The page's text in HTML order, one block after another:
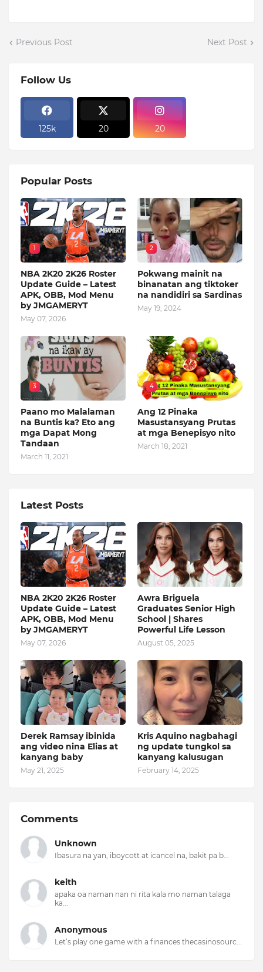
Previous Post Next Post
Follow Us
125k 20 20
Popular Posts
1
NBA 2K20 2K26 Roster
Update Guide – Latest
APK, OBB, Mod Menu
by JMGAMERYT
May 07, 2026
2
Pokwang mainit na
binanatan ang tiktoker
na nandidiri sa Sardinas
May 19, 2024
3
Paano mo Malalaman
na Buntis ka? Eto ang
mga Dapat Mong
Tandaan
March 11, 2021
4
Ang 12 Pinaka
Masustansyang Prutas
at mga Benepisyo nito
March 18, 2021
Latest Posts
NBA 2K20 2K26 Roster
Update Guide – Latest
APK, OBB, Mod Menu
by JMGAMERYT
May 07, 2026
Awra Briguela
Graduates Senior High
School | Shares
Powerful Life Lesson
August 05, 2025
Derek Ramsay ibinida
ang video nina Elias at
kanyang baby
May 21, 2025
Kris Aquino nagbahagi
ng update tungkol sa
kanyang kalusugan
February 14, 2025
Comments
Unknown
Ibasura na yan, iboycott at icancel na, bakit pa b...
keith
apaka oa naman nan ni rita kala mo naman talaga
ka...
Anonymous
Let’s play one game with a finances thecasinosourc...